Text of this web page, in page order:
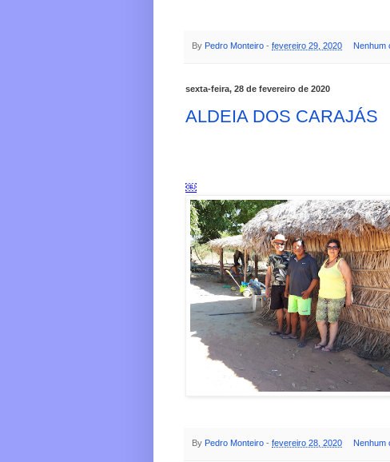
By Pedro Monteiro - fevereiro 29, 2020 Nenhum
sexta-feira, 28 de fevereiro de 2020
ALDEIA DOS CARAJÁS
￼
By Pedro Monteiro - fevereiro 28, 2020 Nenhum